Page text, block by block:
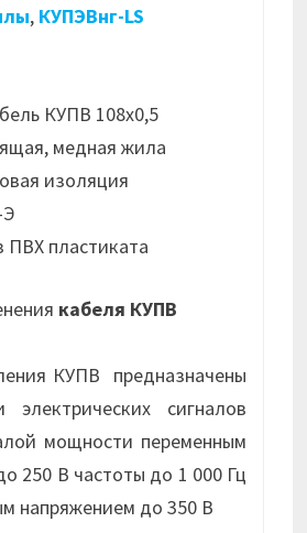
, КУПЭВнг-LS
медная жила
изоляция
ПВХ пластиката
кабеля КУПВ
КУПВ предназначены
электрических сигналов
мощности переменным
250 В частоты до 1 000 Гц
напряжением до 350 В